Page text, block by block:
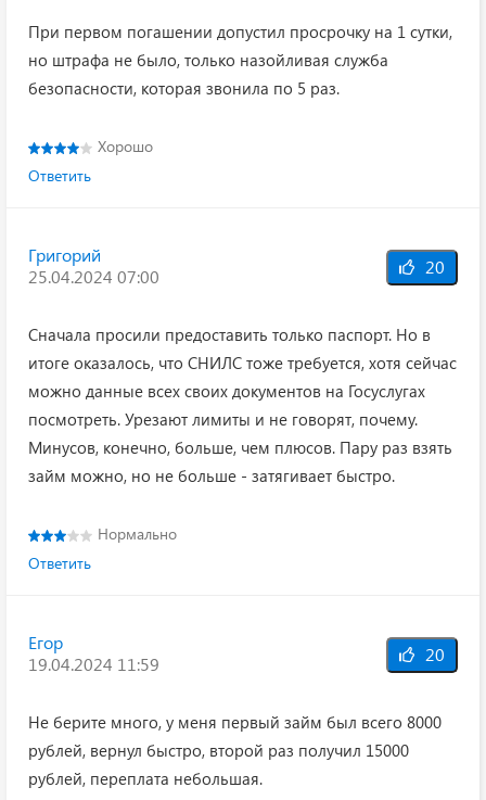
При первом погашении допустил просрочку на 1 сутки,
но штрафа не было, только назойливая служба
безопасности, которая звонила по 5 раз.
Хорошо
Ответить
Григорий
25.04.2024 07:00
20
Сначала просили предоставить только паспорт. Но в
итоге оказалось, что СНИЛС тоже требуется, хотя сейчас
можно данные всех своих документов на Госуслугах
посмотреть. Урезают лимиты и не говорят, почему.
Минусов, конечно, больше, чем плюсов. Пару раз взять
займ можно, но не больше - затягивает быстро.
Нормально
Ответить
Егор
19.04.2024 11:59
20
Не берите много, у меня первый займ был всего 8000
рублей, вернул быстро, второй раз получил 15000
рублей, переплата небольшая.